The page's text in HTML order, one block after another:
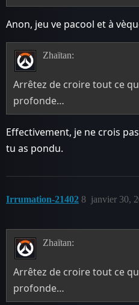
Anon, jeu ve pacool et à
Zhaïtan:
Arrêtez de croire tout ce
profonde…
Effectivement, je ne crois
tu as pondu.
Irrumation-21402 janvier 30,
8
Zhaïtan:
Arrêtez de croire tout ce
profonde…